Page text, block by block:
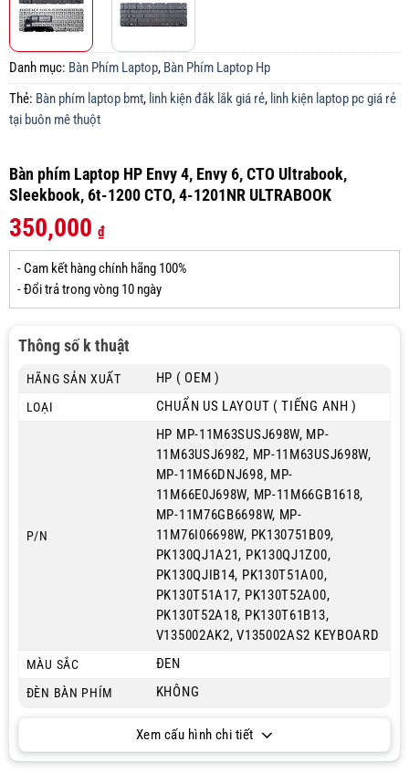
Danh mục: Bàn Phím Laptop, Bàn Phím Laptop Hp
Thẻ: Bàn phím laptop bmt, linh kiện đắk lắk giá rẻ, linh kiện laptop pc giá rẻ
tại buôn mê thuột
Bàn phím Laptop HP Envy 4, Envy 6, CTO Ultrabook,
Sleekbook, 6t-1200 CTO, 4-1201NR ULTRABOOK
350,000 ₫
- Cam kết hàng chính hãng 100%
- Đổi trả trong vòng 10 ngày
Thông số k thuật
HÃNG SẢN XUẤT HP ( OEM )
LOẠI CHUẨN US LAYOUT ( TIẾNG ANH )
P/N
HP MP-11M63SUSJ698W, MP-
11M63USJ6982, MP-11M63USJ698W,
MP-11M66DNJ698, MP-
11M66E0J698W, MP-11M66GB1618,
MP-11M76GB6698W, MP-
11M76I06698W, PK130751B09,
PK130QJ1A21, PK130QJ1Z00,
PK130QJIB14, PK130T51A00,
PK130T51A17, PK130T52A00,
PK130T52A18, PK130T61B13,
V135002AK2, V135002AS2 KEYBOARD
MÀU SẮC ĐEN
ĐÈN BÀN PHÍM KHÔNG
Xem cấu hình chi tiết